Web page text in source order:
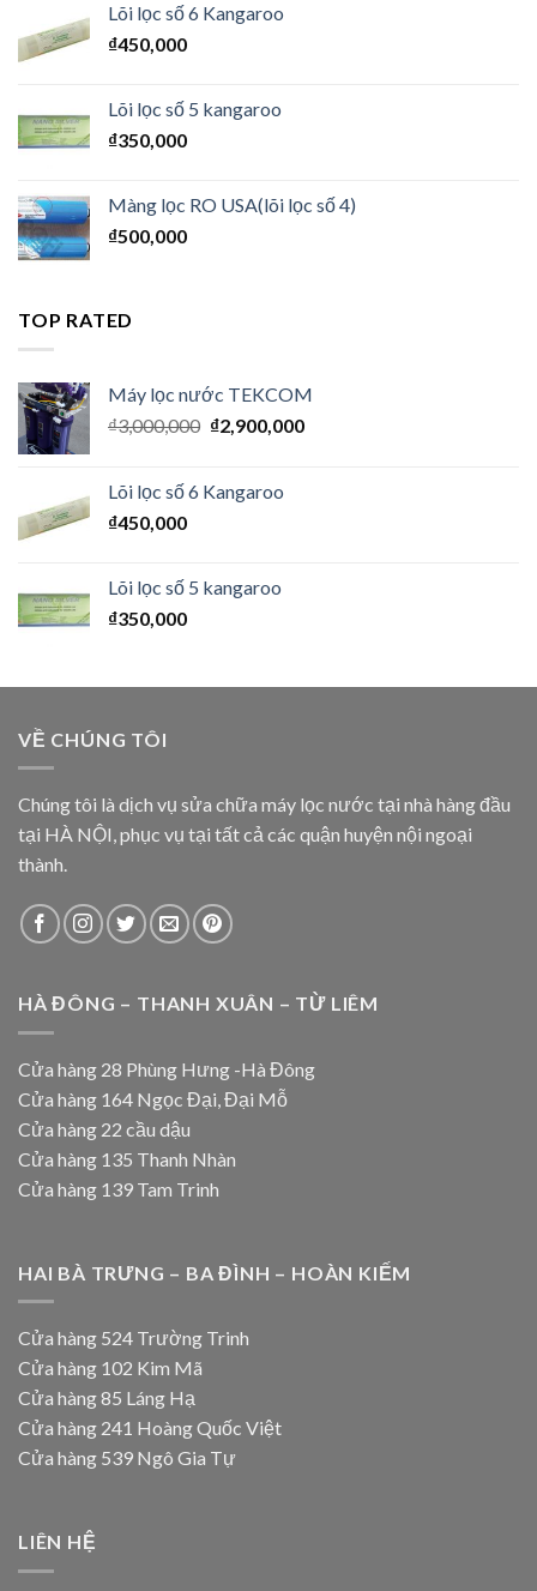
Lõi lọc số 6 Kangaroo
₫450,000
Lõi lọc số 5 kangaroo
₫350,000
Màng lọc RO USA(lõi lọc số 4)
₫500,000
TOP RATED
Máy lọc nước TEKCOM
₫3,000,000 ₫2,900,000
Lõi lọc số 6 Kangaroo
₫450,000
Lõi lọc số 5 kangaroo
₫350,000
VỀ CHÚNG TÔI
Chúng tôi là dịch vụ sửa chữa máy lọc nước tại nhà hàng đầu
tại HÀ NỘI, phục vụ tại tất cả các quận huyện nội ngoại
thành.
HÀ ĐÔNG – THANH XUÂN – TỪ LIÊM
Cửa hàng 28 Phùng Hưng -Hà Đông
Cửa hàng 164 Ngọc Đại, Đại Mỗ
Cửa hàng 22 cầu dậu
Cửa hàng 135 Thanh Nhàn
Cửa hàng 139 Tam Trinh
HAI BÀ TRƯNG – BA ĐÌNH – HOÀN KIẾM
Cửa hàng 524 Trường Trinh
Cửa hàng 102 Kim Mã
Cửa hàng 85 Láng Hạ
Cửa hàng 241 Hoàng Quốc Việt
Cửa hàng 539 Ngô Gia Tự
LIÊN HỆ